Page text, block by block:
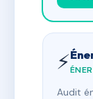
⚡
Audit